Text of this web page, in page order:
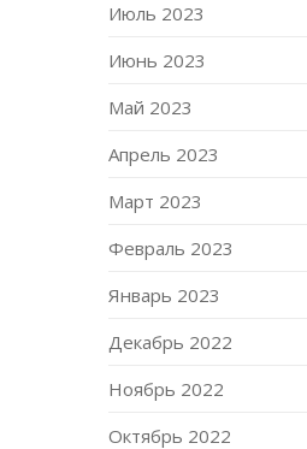
Июль 2023
Июнь 2023
Май 2023
Апрель 2023
Март 2023
Февраль 2023
Январь 2023
Декабрь 2022
Ноябрь 2022
Октябрь 2022